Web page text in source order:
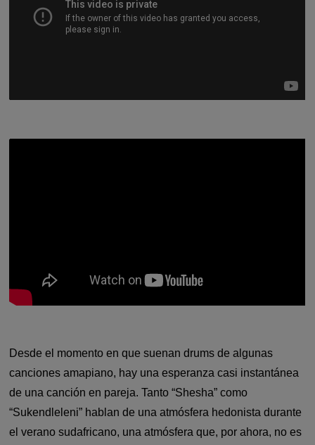
Desde el momento en que suenan drums de algunas
canciones amapiano, hay una esperanza casi instantánea
de una canción en pareja. Tanto “Shesha” como
“Sukendleleni” hablan de una atmósfera hedonista durante
el verano sudafricano, una atmósfera que, por ahora, no es